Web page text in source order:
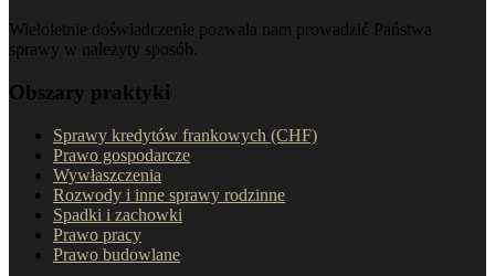
Wieloletnie doświadczenie pozwala nam prowadzić Państwa
sprawy w należyty sposób.
Obszary praktyki
Sprawy kredytów frankowych (CHF)
Prawo gospodarcze
Wywłaszczenia
Rozwody i inne sprawy rodzinne
Spadki i zachowki
Prawo pracy
Prawo budowlane